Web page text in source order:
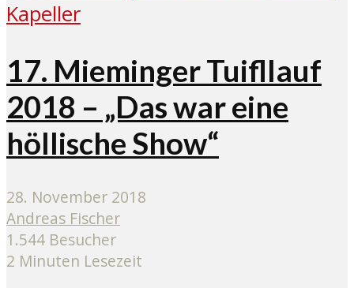
17. Mieminger Tuifllauf
2018 – „Das war eine
höllische Show“
28. November 2018
Andreas Fischer
1.544 Besucher
2 Minuten Lesezeit